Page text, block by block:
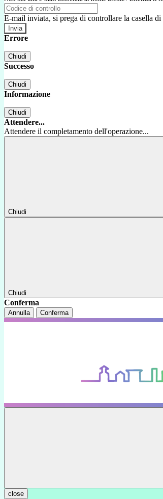
E-mail inviata, si prega di controllare la casella di
Errore
Chiudi
Successo
Chiudi
Informazione
Chiudi
Attendere...
Attendere il completamento dell'operazione...
Chiudi
Chiudi
Conferma
Annulla Conferma
close